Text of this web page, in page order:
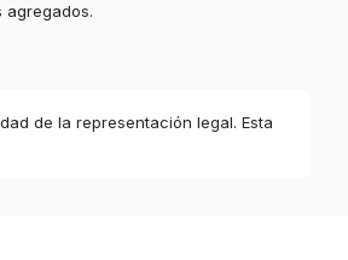
agregados.
de la representación legal. Esta